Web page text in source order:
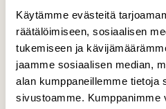
Käytämme evästeitä
räätälöimiseen, sosiaalisen
tukemiseen ja
jaamme sosiaalisen median,
alan kumppaneillemme tietoja
sivustoamme. Kumppanimme
Ensimmäiset